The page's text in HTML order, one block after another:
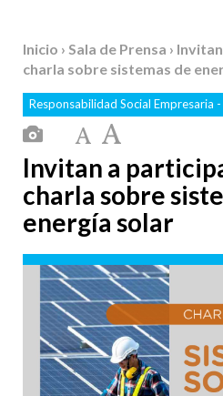
Inicio › Sala de Prensa ›
charla sobre sistemas de
Responsabilidad Social Empresaria
Invitan a
charla sobre
energía solar